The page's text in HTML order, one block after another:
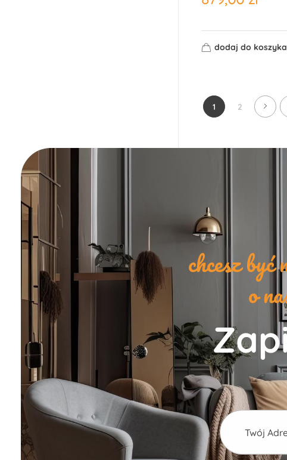
dodaj do koszyka
1 2
chcesz
o